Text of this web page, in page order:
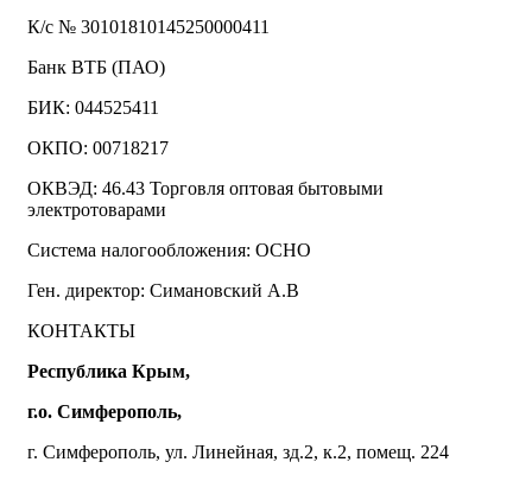
К/с № 30101810145250000411
Банк ВТБ (ПАО)
БИК: 044525411
ОКПО: 00718217
ОКВЭД: 46.43 Торговля оптовая бытовыми
электротоварами
Система налогообложения: ОСНО
Ген. директор: Симановский А.В
КОНТАКТЫ
Республика Крым,
г.о. Симферополь,
г. Симферополь, ул. Линейная, зд.2, к.2, помещ. 224